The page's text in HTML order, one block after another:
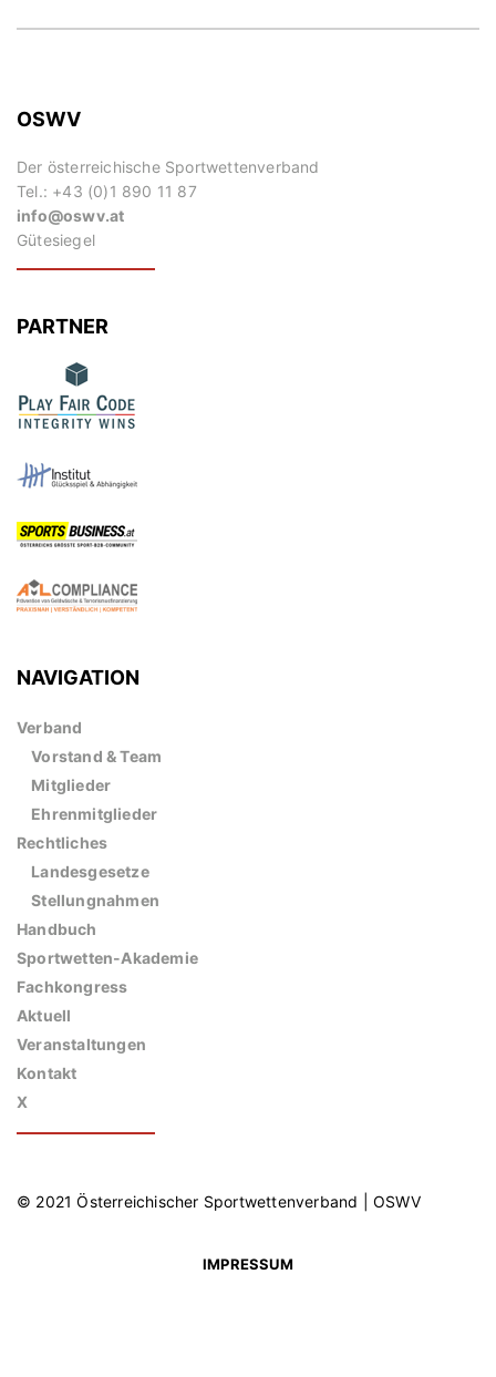
OSWV
Der österreichische Sportwettenverband
Tel.: +43 (0)1 890 11 87
info@oswv.at
Gütesiegel
PARTNER
NAVIGATION
Verband
Vorstand & Team
Mitglieder
Ehrenmitglieder
Rechtliches
Landesgesetze
Stellungnahmen
Handbuch
Sportwetten-Akademie
Fachkongress
Aktuell
Veranstaltungen
Kontakt
X
© 2021 Österreichischer Sportwettenverband | OSWV
IMPRESSUM